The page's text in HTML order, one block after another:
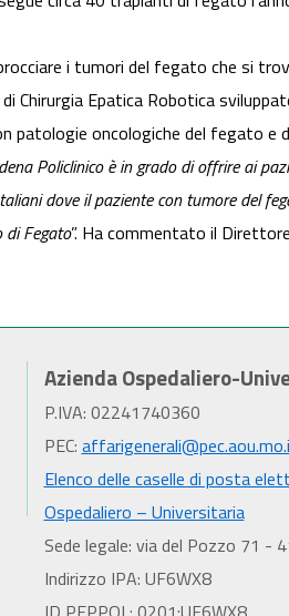
i tumori del fegato che si
Chirurgia Epatica Robotica
patologie oncologiche del fegato
Policlinico è in grado di offrire ai
dove il paziente con tumore del
di Fegato”. Ha commentato il
Azienda Ospedaliero-
P.IVA: 02241740360
PEC:
Elenco delle caselle di posta
Ospedaliero – Universitaria
Sede legale: via del Pozzo 71 -
Indirizzo IPA: UF6WX8